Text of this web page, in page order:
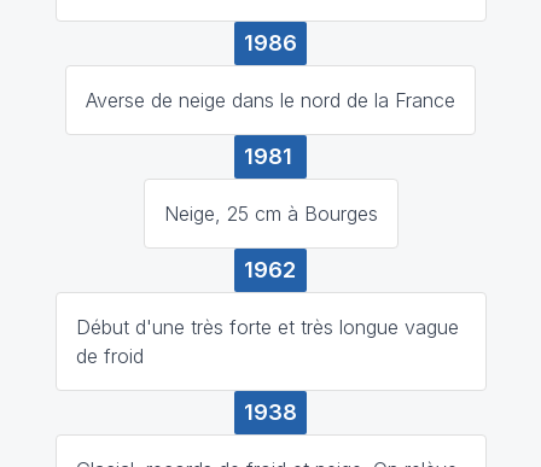
1986
Averse de neige dans le nord de la France
1981
Neige, 25 cm à Bourges
1962
Début d'une très forte et très longue vague
de froid
1938